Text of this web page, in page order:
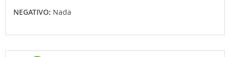
NEGATIVO: Nada